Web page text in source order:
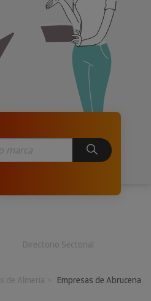
Directorio Sectorial
de Almeria Empresas de Abrucena